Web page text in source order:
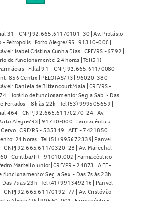
31 - CNPJ 92.665.611/0101-30 | Av. Protásio
- Petrópolis | Porto Alegre/RS | 91310-000 |
Isabel Cristina Cunha Dias | CRF/RS - 6792 |
de funcionamento: 24 horas | Tel (51)
| Filial 91 – CNPJ 92.665.611/0080-
856 Centro | PELOTAS/RS | 96020-380 |
Daniela de Bittencourt Maia | CRF/RS -
|Horário de funcionamento: Seg. a Sab. - Das
Feriados – 8h às 22h | Tel (53) 999505659 |
464 - CNPJ 92.665.611/0270-24 | Av.
Alegre/RS | 91740-000 | Farmacêutico
| CRF/RS - 535349 | AFE - 7421850 |
24 horas | Tel (51) 995672339| Panvel
CNPJ 92.665.611/0320-28 | Av. Marechal
| Curitiba/PR | 91010.002 | Farmacêutico
Martello Junior| CRF/PR - 24873 | AFE -
Seg. a Sex. - Das 7s às 23h.
Das 7s às 23h | Tel (41) 991349216 | Panvel
CNPJ 92.665.611/0192-77 | Av. Cristóvão